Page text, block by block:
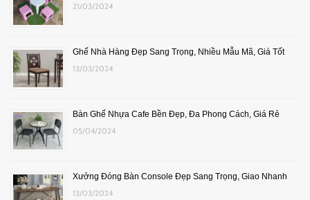
21/03/2024
Ghế Nhà Hàng Đẹp Sang Trọng, Nhiều Mẫu Mã, Giá Tốt
13/03/2024
Bàn Ghế Nhựa Cafe Bền Đẹp, Đa Phong Cách, Giá Rẻ
05/04/2024
Xưởng Đóng Bàn Console Đẹp Sang Trọng, Giao Nhanh
13/03/2024